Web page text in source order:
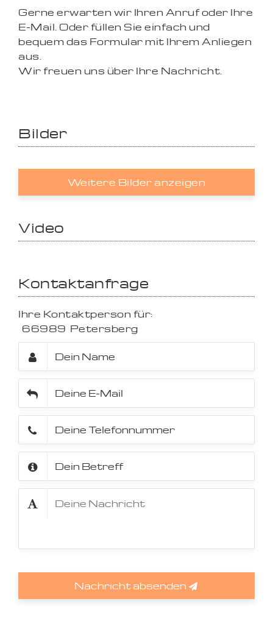
Gerne erwarten wir Ihren Anruf oder Ihre
E-Mail. Oder füllen Sie einfach und
bequem das Formular mit Ihrem Anliegen
aus.
Wir freuen uns über Ihre Nachricht.
Bilder
Weitere Bilder anzeigen
Video
Kontaktanfrage
Ihre Kontaktperson für:
66989 Petersberg
Nachricht absenden